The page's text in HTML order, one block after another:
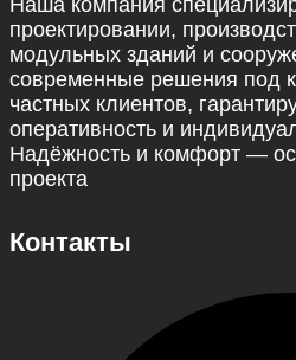
Наша компания
проектировании,
модульных зданий и
современные решения под
частных клиентов,
оперативность и
Надёжность и комфорт —
проекта
Контакты